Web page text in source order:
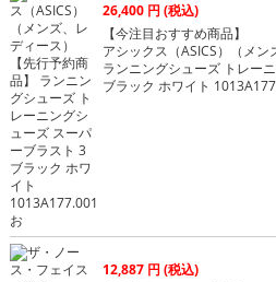
26,400 円 (税込)
【今注目おすすめ商品】
アシックス（ASICS）（メン
ランニングシューズ トレー
ブラック ホワイト
12,887 円 (税込)